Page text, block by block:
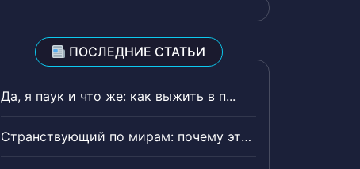
ПОСЛЕДНИЕ СТАТЬИ
Да, я паук и что же: как выжить в п...
Странствующий по мирам: почему эта ...